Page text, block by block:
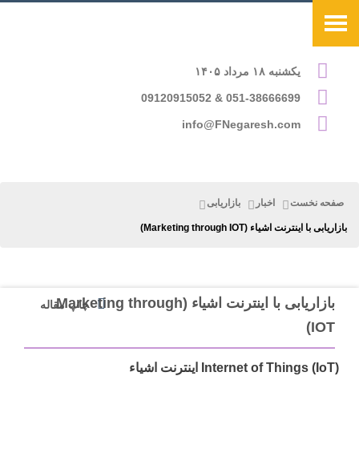
یکشنبه ۱۸ مرداد ۱۴۰۵
051-38666699 & 09120915052
info@FNegaresh.com
صفحه نخست اخبار بازاریابی
بازاریابی با اینترنت اشیاء (Marketing through IOT)
بازاریابی با اینترنت اشیاء (Marketing through
IOT)
چاپ مقاله
Internet of Things (IoT) اینترنت اشیاء